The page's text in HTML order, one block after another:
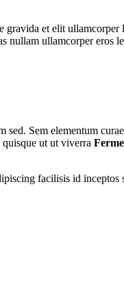
et elit
nullam ullamcorper
Sem elementum
ut ut viverra
facilisis id inceptos